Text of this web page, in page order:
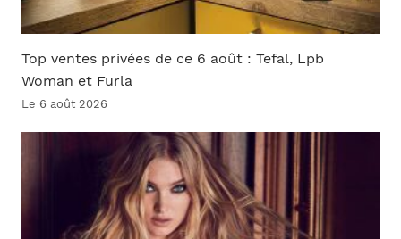
Top ventes privées de ce 6 août : Tefal, Lpb
Woman et Furla
Le 6 août 2026